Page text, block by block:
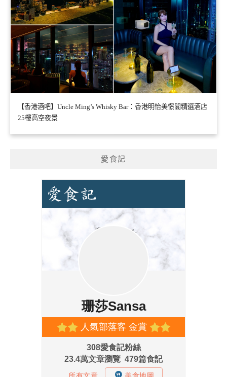
【香港酒吧】Uncle Ming’s Whisky Bar：香港明怡美憬閣精選酒店
25樓高空夜景
愛食記